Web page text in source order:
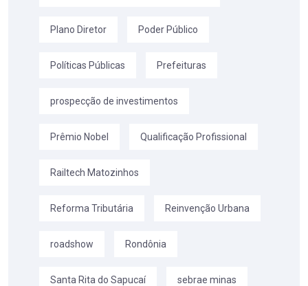
Plano Diretor Poder Público
Políticas Públicas Prefeituras
prospecção de investimentos
Prêmio Nobel Qualificação Profissional
Railtech Matozinhos
Reforma Tributária Reinvenção Urbana
roadshow Rondônia
Santa Rita do Sapucaí sebrae minas